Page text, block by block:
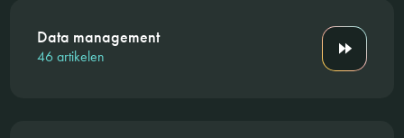
Data management
46 artikelen